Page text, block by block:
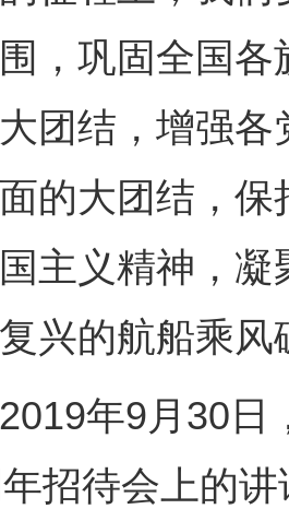
，巩固全国
团结，增强
的大团结，
主义精神，
兴的航船乘
9月30日，
招待会上的讲